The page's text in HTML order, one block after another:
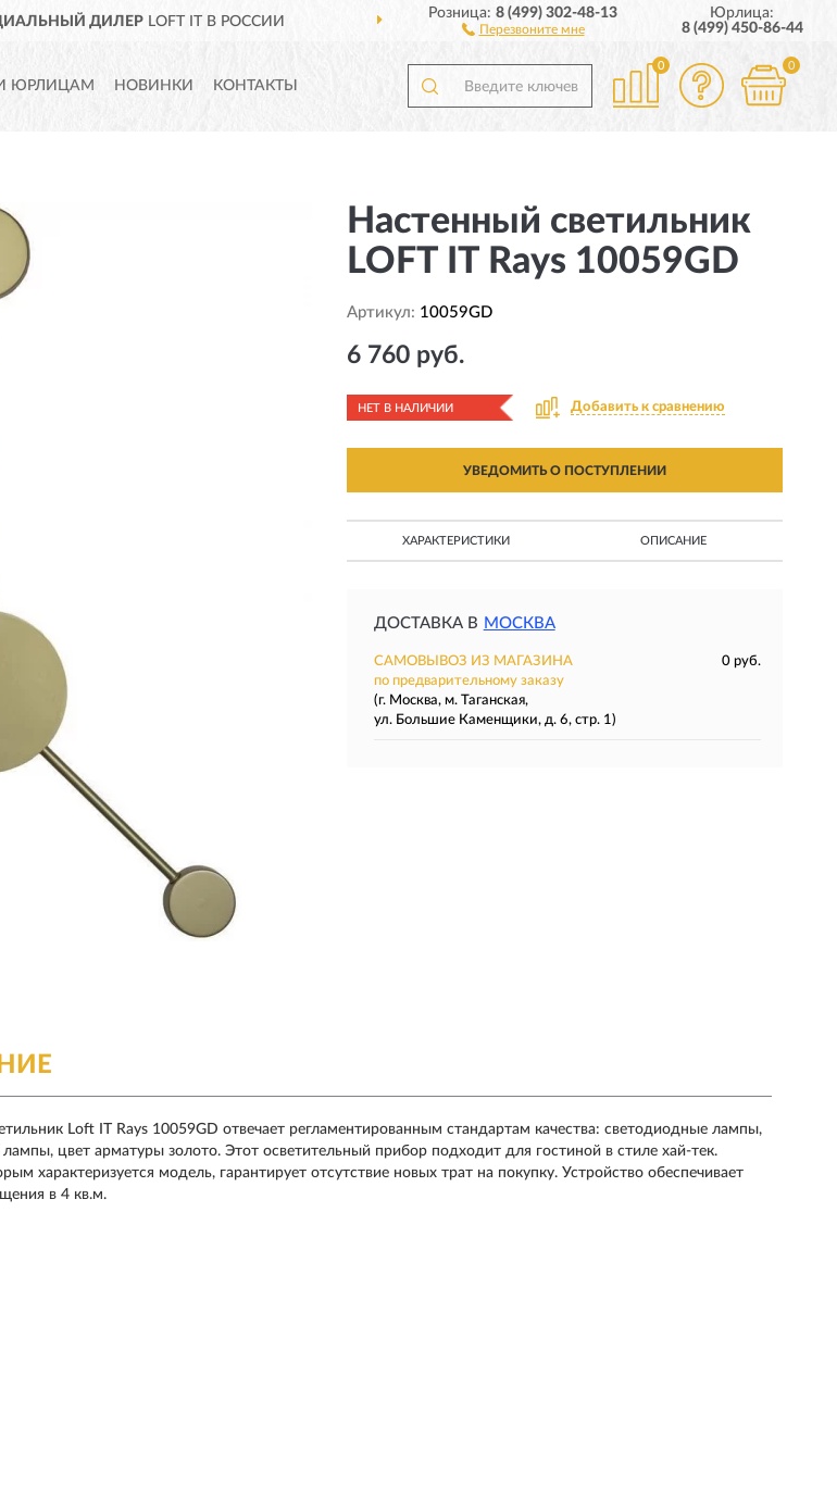
ДИЛЕР LOFT IT В РОССИИ ДОСТАВИМ ПО ВСЕЙ РОССИИ
Розница:8 (499) 302-48-13
Перезвоните мне
Юрлица:
8 (499) 450-86-44
ЮРЛИЦАМ НОВИНКИ КОНТАКТЫ
0 0
Настенный светильник
LOFT IT Rays 10059GD
Артикул: 10059GD
6 760 руб.
НЕТ В НАЛИЧИИ Добавить к сравнению
УВЕДОМИТЬ О ПОСТУПЛЕНИИ
ХАРАКТЕРИСТИКИ ОПИСАНИЕ
ДОСТАВКА В МОСКВА
САМОВЫВОЗ ИЗ МАГАЗИНА
0 руб.
по предварительному заказу
(г. Москва, м. Таганская,
ул. Большие Каменщики, д. 6, стр. 1)
Loft IT Rays 10059GD отвечает регламентированным стандартам качества: светодиодные лампы,
лампы, цвет арматуры золото. Этот осветительный прибор подходит для гостиной в стиле хай-тек.
характеризуется модель, гарантирует отсутствие новых трат на покупку. Устройство обеспечивает
в 4 кв.м.